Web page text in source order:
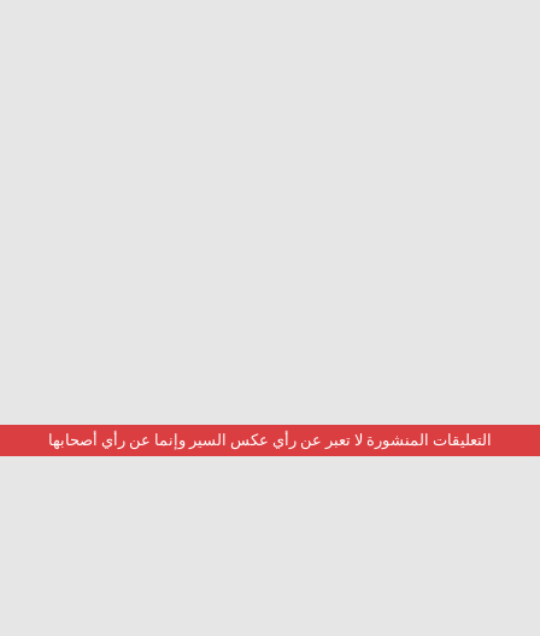
التعليقات المنشورة لا تعبر عن رأي عكس السير وإنما عن رأي أصحابها